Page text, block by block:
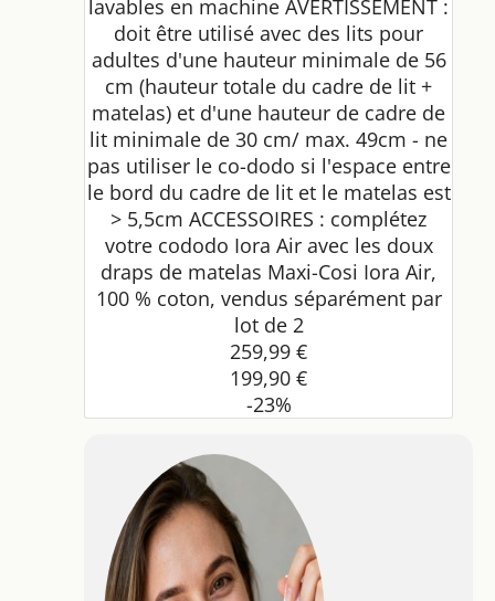
lavables en machine AVERTISSEMENT :
doit être utilisé avec des lits pour
adultes d'une hauteur minimale de 56
cm (hauteur totale du cadre de lit +
matelas) et d'une hauteur de cadre de
lit minimale de 30 cm/ max. 49cm - ne
pas utiliser le co-dodo si l'espace entre
le bord du cadre de lit et le matelas est
> 5,5cm ACCESSOIRES : complétez
votre cododo Iora Air avec les doux
draps de matelas Maxi-Cosi Iora Air,
100 % coton, vendus séparément par
lot de 2
259,99 €
199,90 €
-23%